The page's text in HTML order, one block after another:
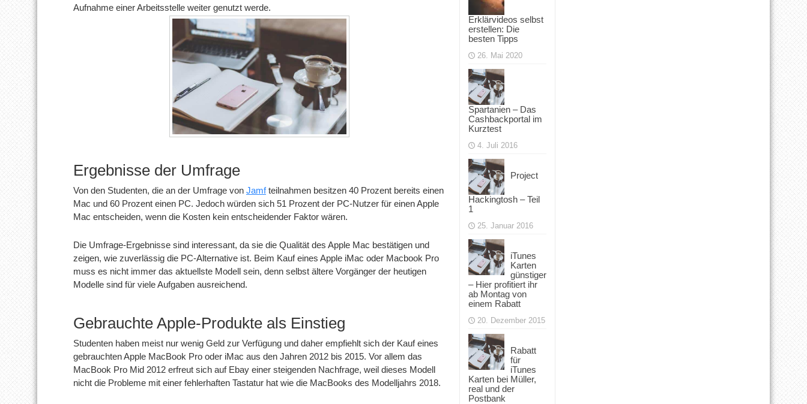
Aufnahme einer Arbeitsstelle weiter genutzt werde.
Ergebnisse der Umfrage
Von den Studenten, die an der Umfrage von Jamfteilnahmen besitzen 40 Prozent bereits einen
Mac und 60 Prozent einen PC. Jedoch würden sich 51 Prozent der PC-Nutzer für einen Apple
Mac entscheiden, wenn die Kosten kein entscheidender Faktor wären.
Die Umfrage-Ergebnisse sind interessant, da sie die Qualität des Apple Mac bestätigen und
zeigen, wie zuverlässig die PC-Alternative ist. Beim Kauf eines Apple iMac oder Macbook Pro
muss es nicht immer das aktuellste Modell sein, denn selbst ältere Vorgänger der heutigen
Modelle sind für viele Aufgaben ausreichend.
Gebrauchte Apple-Produkte als Einstieg
Studenten haben meist nur wenig Geld zur Verfügung und daher empfiehlt sich der Kauf eines
gebrauchten Apple MacBook Pro oder iMac aus den Jahren 2012 bis 2015. Vor allem das
MacBook Pro Mid 2012 erfreut sich auf Ebay einer steigenden Nachfrage, weil dieses Modell
nicht die Probleme mit einer fehlerhaften Tastatur hat wie die MacBooks des Modelljahrs 2018.
Erklärvideos selbst
erstellen: Die
besten Tipps
26. Mai 2020
Spartanien – Das
Cashbackportal im
Kurztest
4. Juli 2016
Project
Hackingtosh – Teil
1
25. Januar 2016
iTunes
Karten
günstiger
– Hier profitiert ihr
ab Montag von
einem Rabatt
20. Dezember 2015
Rabatt
für
iTunes
Karten bei Müller,
real und der
Postbank